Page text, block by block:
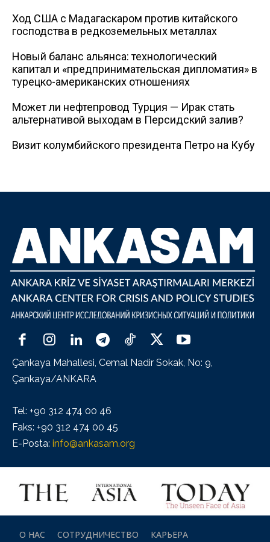
Ход США с Мадагаскаром против китайского
господства в редкоземельных металлах
Новый баланс альянса: технологический
капитал и «предпринимательская дипломатия» в
турецко-американских отношениях
Может ли нефтепровод Турция — Ирак стать
альтернативой выходам в Персидский залив?
Визит колумбийского президента Петро на Кубу
Çankaya Mahallesi, Cemal Nadir Sokak, No: 9,
Çankaya/ANKARA
Tel: +90 312 474 00 46
Faks: +90 312 474 00 45
E-Posta: info@ankasam.org
О НАС СОТРУДНИЧЕСТВО
КАРЬЕРА